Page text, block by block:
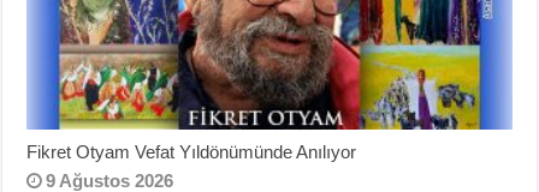
Fikret Otyam Vefat Yıldönümünde Anılıyor
9 Ağustos 2026